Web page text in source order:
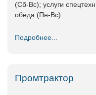
(Сб-Вс); услуги
обеда (Пн-Вс)
Подробнее...
Промтрактор